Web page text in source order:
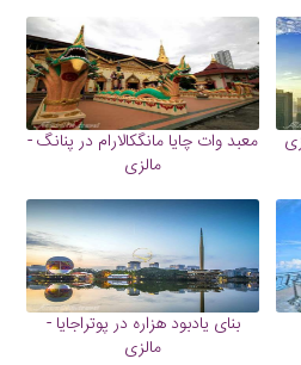
معبد وات چایا مانگکالارام در پنانگ -
مالزی
بنای یادبود هزاره در پوتراجایا -
مالزی